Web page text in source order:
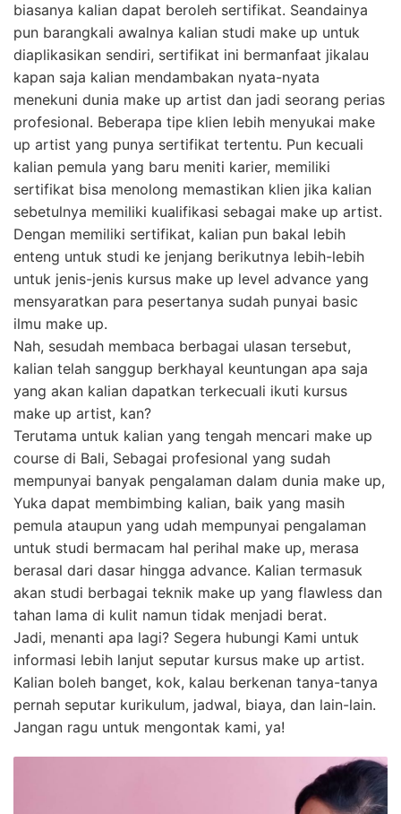
biasanya kalian dapat beroleh sertifikat. Seandainya
pun barangkali awalnya kalian studi make up untuk
diaplikasikan sendiri, sertifikat ini bermanfaat jikalau
kapan saja kalian mendambakan nyata-nyata
menekuni dunia make up artist dan jadi seorang perias
profesional. Beberapa tipe klien lebih menyukai make
up artist yang punya sertifikat tertentu. Pun kecuali
kalian pemula yang baru meniti karier, memiliki
sertifikat bisa menolong memastikan klien jika kalian
sebetulnya memiliki kualifikasi sebagai make up artist.
Dengan memiliki sertifikat, kalian pun bakal lebih
enteng untuk studi ke jenjang berikutnya lebih-lebih
untuk jenis-jenis kursus make up level advance yang
mensyaratkan para pesertanya sudah punyai basic
ilmu make up.
Nah, sesudah membaca berbagai ulasan tersebut,
kalian telah sanggup berkhayal keuntungan apa saja
yang akan kalian dapatkan terkecuali ikuti kursus
make up artist, kan?
Terutama untuk kalian yang tengah mencari make up
course di Bali, Sebagai profesional yang sudah
mempunyai banyak pengalaman dalam dunia make up,
Yuka dapat membimbing kalian, baik yang masih
pemula ataupun yang udah mempunyai pengalaman
untuk studi bermacam hal perihal make up, merasa
berasal dari dasar hingga advance. Kalian termasuk
akan studi berbagai teknik make up yang flawless dan
tahan lama di kulit namun tidak menjadi berat.
Jadi, menanti apa lagi? Segera hubungi Kami untuk
informasi lebih lanjut seputar kursus make up artist.
Kalian boleh banget, kok, kalau berkenan tanya-tanya
pernah seputar kurikulum, jadwal, biaya, dan lain-lain.
Jangan ragu untuk mengontak kami, ya!